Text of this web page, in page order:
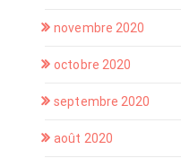
novembre 2020
octobre 2020
septembre 2020
août 2020